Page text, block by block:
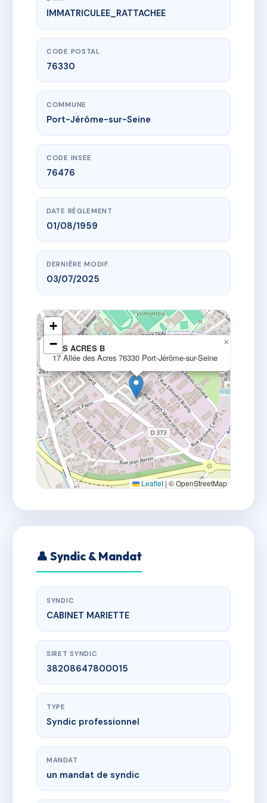
www.vme.plus/AI7023161
LES ACRES B
17 Allée des Acres76330 Port-Jérôme-sur-Seine
IMMATRICULEE_RATTACHEE
CODE POSTAL
76330
COMMUNE
Port-Jérôme-sur-Seine
CODE INSEE
76476
DATE RÈGLEMENT
01/08/1959
DERNIÈRE MODIF.
03/07/2025
LES ACRES B
17 Allée des Acres 76330 Port-Jérôme-sur-Seine
×
+
−
Leaflet | © OpenStreetMap
👤 Syndic & Mandat
SYNDIC
CABINET MARIETTE
SIRET SYNDIC
38208647800015
TYPE
Syndic professionnel
MANDAT
un mandat de syndic